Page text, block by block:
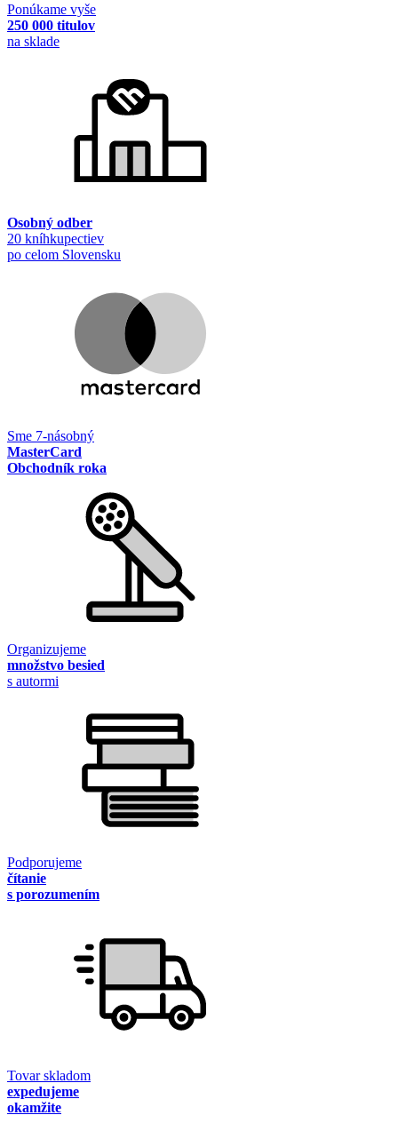
Ponúkame vyše
250 000 titulov
na sklade
Osobný odber
20 kníhkupectiev
po celom Slovensku
Sme 7-násobný
MasterCard
Obchodník roka
Organizujeme
množstvo besied
s autormi
Podporujeme
čítanie
s porozumením
Tovar skladom
expedujeme
okamžite